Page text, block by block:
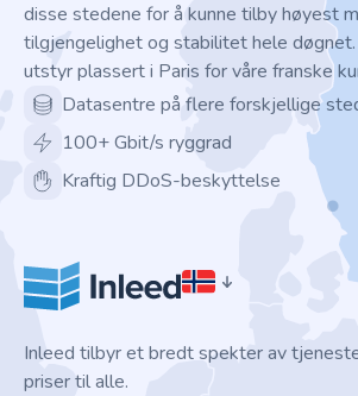
disse stedene for å kunne tilby høyest
tilgjengelighet og stabilitet hele
utstyr plassert i Paris for våre franske
Datasentre på flere forskjellige
100+ Gbit/s ryggrad
Kraftig DDoS-beskyttelse
Inleed tilbyr et bredt spekter av
priser til alle.